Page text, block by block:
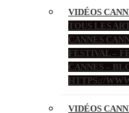
VIDÉOS
TOUS LES
CANNES
FESTIVAL –
CANNES –
HTTPS://
VIDÉOS